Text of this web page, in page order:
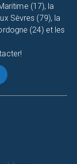
(17), la
Sèvres (79), la
(24) et les